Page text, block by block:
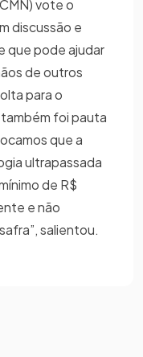
vote o
discussão e
que pode ajudar
de outros
para o
foi pauta
que a
ultrapassada
de R$
e não
salientou.